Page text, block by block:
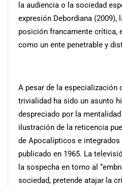
la audiencia o la sociedad
expresión Debordiana (2009),
posición francamente crítica,
como un ente penetrable y
A pesar de la especialización
trivialidad ha sido un asunto
despreciado por la
ilustración de la reticencia
de Apocalípticos e integrados
publicado en 1965. La
la sospecha en torno al
sociedad, pretende atajar la